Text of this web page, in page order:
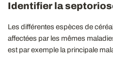
Identifier la
Les différentes espèces de
affectées par les mêmes
est par exemple la principale